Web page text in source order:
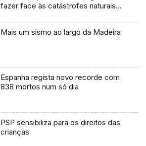
fazer face às catástrofes naturais
Mais um sismo ao largo da Madeira
Espanha regista novo recorde com
838 mortos num só dia
PSP sensibiliza para os direitos das
crianças